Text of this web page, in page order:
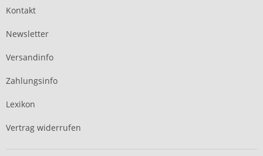
Kontakt
Newsletter
Versandinfo
Zahlungsinfo
Lexikon
Vertrag widerrufen